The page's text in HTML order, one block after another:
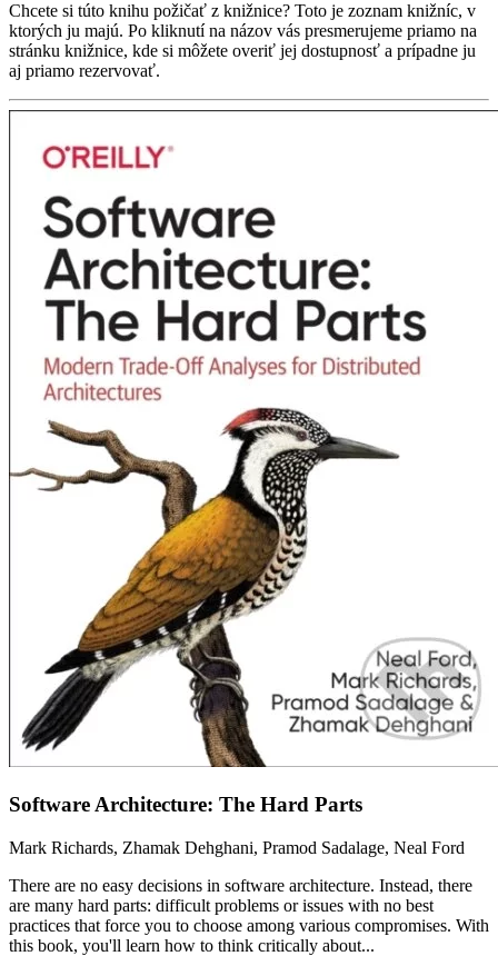
Chcete si túto knihu požičať z knižnice? Toto je zoznam knižníc, v
ktorých ju majú. Po kliknutí na názov vás presmerujeme priamo na
stránku knižnice, kde si môžete overiť jej dostupnosť a prípadne ju
aj priamo rezervovať.
Software Architecture: The Hard Parts
Mark Richards, Zhamak Dehghani, Pramod Sadalage, Neal Ford
There are no easy decisions in software architecture. Instead, there
are many hard parts: difficult problems or issues with no best
practices that force you to choose among various compromises. With
this book, you'll learn how to think critically about...